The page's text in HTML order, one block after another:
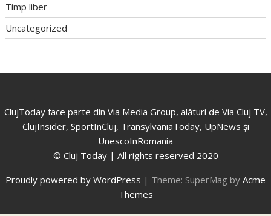
Timp liber
Uncategorized
ClujToday face parte din Via Media Group, alături de Via Cluj TV,
ClujInsider, SportInCluj, TransylvaniaToday, UpNews și
UnescoInRomania
© Cluj Today | All rights reserved 2020
Proudly powered by WordPress | Theme: SuperMag by Acme
Themes